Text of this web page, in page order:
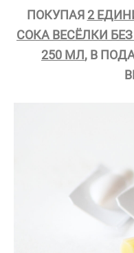
ПОКУПАЯ 2
СОКА ВЕСЁЛКИ
250 МЛ, В